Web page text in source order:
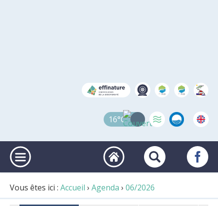
16°C
Vous êtes ici : Accueil › Agenda › 06/2026